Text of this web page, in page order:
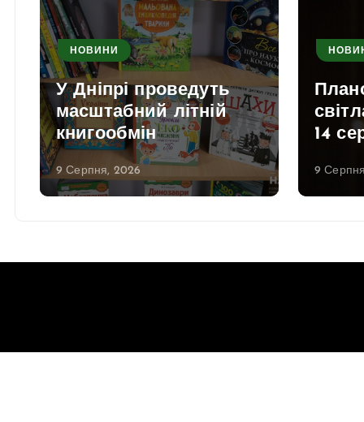
НОВИНИ
У Дніпрі проведуть
масштабний літній
книгообмін
9 Серпня, 2026
14
9